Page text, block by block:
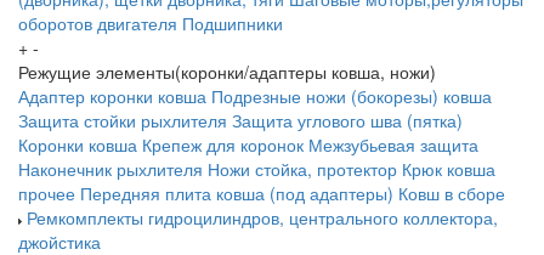
оборотов двигателя Подшипники
+ -
Режущие элементы(коронки/адаптеры ковша, ножи)
Адаптер коронки ковша Подрезные ножи (бокорезы) ковша
Защита стойки рыхлителя Защита углового шва (пятка)
Коронки ковша Крепеж для коронок Межзубьевая защита
Наконечник рыхлителя Ножи стойка, протектор Крюк ковша
прочее Передняя плита ковша (под адаптеры) Ковш в сборе
Ремкомплекты гидроцилиндров, центрального коллектора,
джойстика